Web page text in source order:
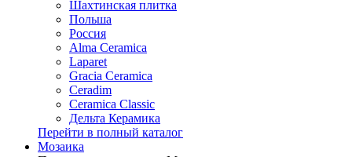
Шахтинская плитка
Польша
Россия
Alma Ceramica
Laparet
Gracia Ceramica
Ceradim
Ceramica Classic
Дельта Керамика
Перейти в полный каталог
Мозаика